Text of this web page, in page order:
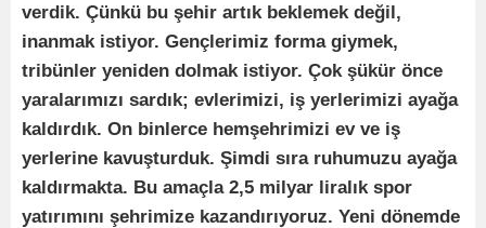
verdik. Çünkü bu şehir artık beklemek değil,
inanmak istiyor. Gençlerimiz forma giymek,
tribünler yeniden dolmak istiyor. Çok şükür önce
yaralarımızı sardık; evlerimizi, iş yerlerimizi ayağa
kaldırdık. On binlerce hemşehrimizi ev ve iş
yerlerine kavuşturduk. Şimdi sıra ruhumuzu ayağa
kaldırmakta. Bu amaçla 2,5 milyar liralık spor
yatırımını şehrimize kazandırıyoruz. Yeni dönemde